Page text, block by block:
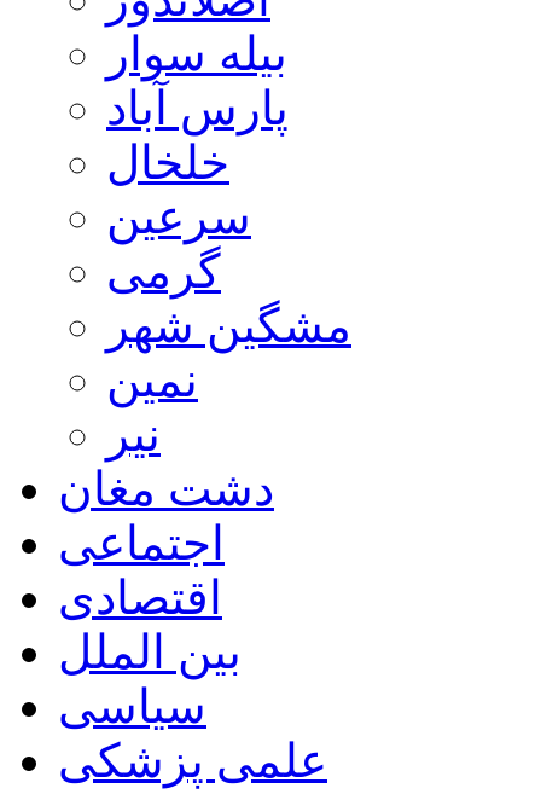
بیله سوار
پارس آباد
خلخال
سرعین
گرمی
مشگین شهر
نمین
نیر
دشت مغان
اجتماعی
اقتصادی
بین الملل
سیاسی
علمی پزشکی